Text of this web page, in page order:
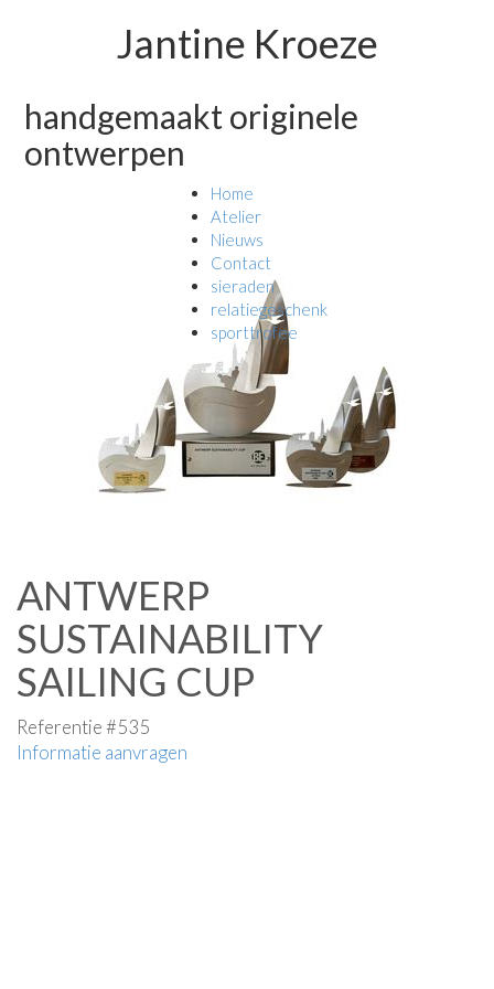
Jantine Kroeze
handgemaakt originele
ontwerpen
Home
Atelier
Nieuws
Contact
sieraden
relatiegeschenk
sporttrofee
ANTWERP
SUSTAINABILITY
SAILING CUP
Referentie #535
Informatie aanvragen